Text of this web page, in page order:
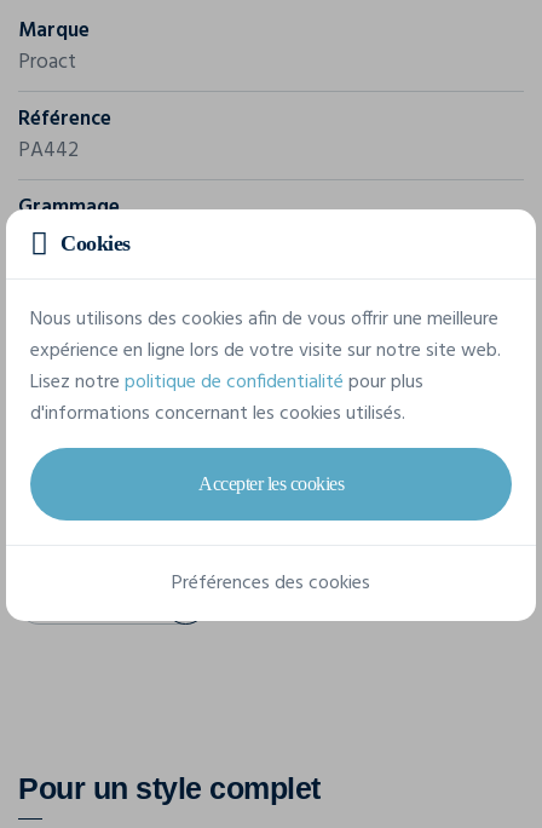
Marque
Proact
Référence
PA442
Grammage
140 g/m²
100% Polyester
5 tailles disponibles
XS
Pour un style complet
Cookies
Nous utilisons des cookies afin de vous offrir une meilleure
expérience en ligne lors de votre visite sur notre site web.
Lisez notrepolitique de confidentialitépour plus
d'informations concernant les cookies utilisés.
Accepter les cookies
Préférences des cookies